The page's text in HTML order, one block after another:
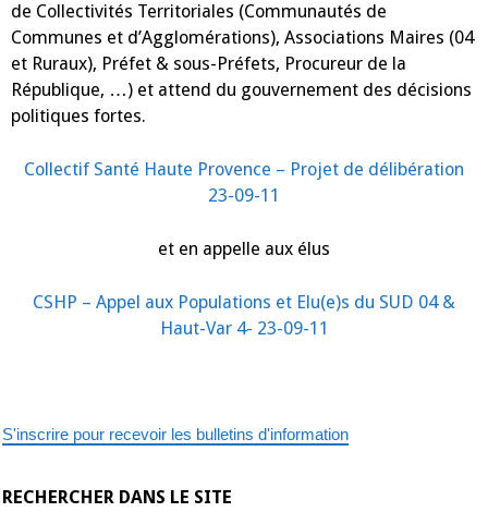
de Collectivités Territoriales (Communautés de
Communes et d’Agglomérations), Associations Maires (04
et Ruraux), Préfet & sous-Préfets, Procureur de la
République, …) et attend du gouvernement des décisions
politiques fortes.
Collectif Santé Haute Provence – Projet de délibération
23-09-11
et en appelle aux élus
CSHP – Appel aux Populations et Elu(e)s du SUD 04 &
Haut-Var 4- 23-09-11
S'inscrire pour recevoir les bulletins d'information
RECHERCHER DANS LE SITE